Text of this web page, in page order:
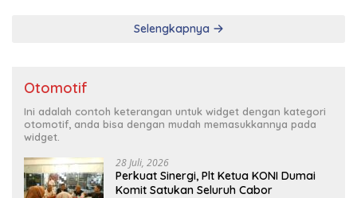
Selengkapnya
Otomotif
Ini adalah contoh keterangan untuk widget dengan kategori
otomotif, anda bisa dengan mudah memasukkannya pada
widget.
28 Juli, 2026
Perkuat Sinergi, Plt Ketua KONI Dumai
Komit Satukan Seluruh Cabor